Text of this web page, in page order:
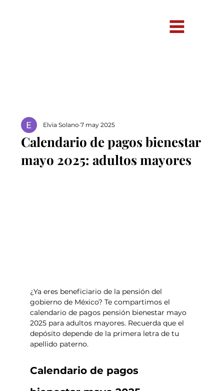
Calendario de pagos bienestar
mayo 2025: adultos mayores
Elvia Solano 7 may 2025
¿Ya eres beneficiario de la pensión del
gobierno de México? Te compartimos el
calendario de pagos pensión bienestar mayo
2025 para adultos mayores. Recuerda que el
depósito depende de la primera letra de tu
apellido paterno.
Calendario de pagos